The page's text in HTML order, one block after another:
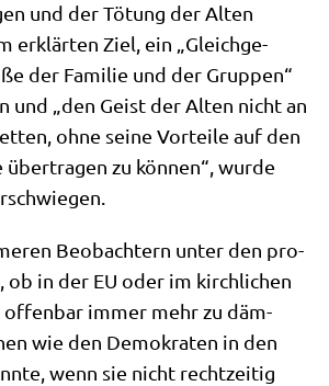
und der Tötung der Alten
erklär­ten Ziel, ein „Gleich­ge­
der Fami­lie und der Grup­pen“
und „den Geist der Alten nicht an
ohne sei­ne Vor­tei­le auf den
über­tra­gen zu kön­nen“, wur­de
Beob­ach­tern unter den pro­
ob in der EU oder im kirch­li­chen
offen­bar immer mehr zu däm­
wie den Demo­kra­ten in den
wenn sie nicht recht­zei­tig